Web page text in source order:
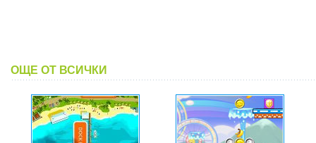
ОЩЕ ОТ ВСИЧКИ